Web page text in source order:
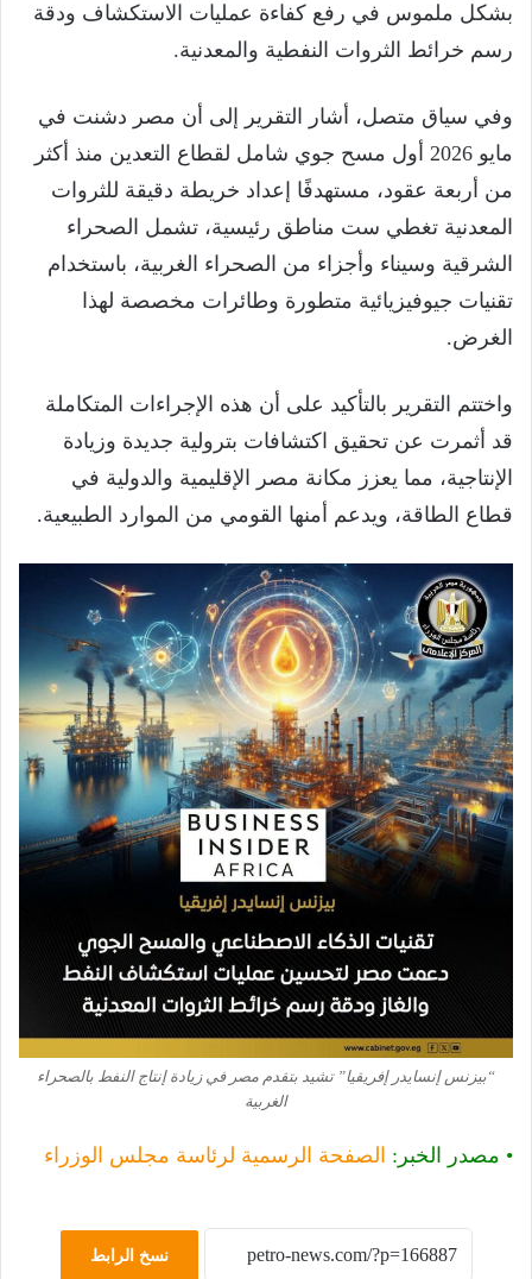
بشكل ملموس في رفع كفاءة عمليات الاستكشاف ودقة
رسم خرائط الثروات النفطية والمعدنية.
وفي سياق متصل، أشار التقرير إلى أن مصر دشنت في
مايو 2026 أول مسح جوي شامل لقطاع التعدين منذ أكثر
من أربعة عقود، مستهدفًا إعداد خريطة دقيقة للثروات
المعدنية تغطي ست مناطق رئيسية، تشمل الصحراء
الشرقية وسيناء وأجزاء من الصحراء الغربية، باستخدام
تقنيات جيوفيزيائية متطورة وطائرات مخصصة لهذا
الغرض.
واختتم التقرير بالتأكيد على أن هذه الإجراءات المتكاملة
قد أثمرت عن تحقيق اكتشافات بترولية جديدة وزيادة
الإنتاجية، مما يعزز مكانة مصر الإقليمية والدولية في
قطاع الطاقة، ويدعم أمنها القومي من الموارد الطبيعية.
“بيزنس إنسايدر إفريقيا” تشيد بتقدم مصر في زيادة إنتاج النفط بالصحراء
الغربية
• مصدر الخبر: الصفحة الرسمية لرئاسة مجلس الوزراء
نسخ الرابط